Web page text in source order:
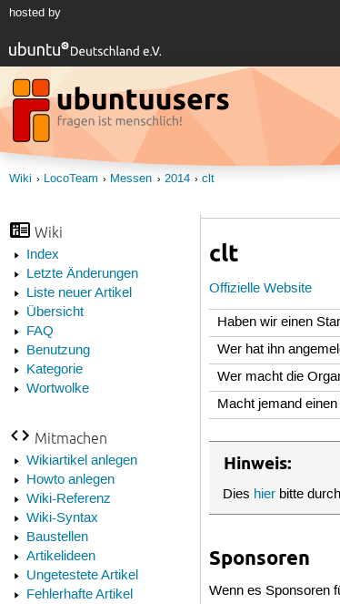
hosted by
Wiki LocoTeam Messen 2014 clt
Wiki
Index
Letzte Änderungen
Liste neuer Artikel
Übersicht
FAQ
Benutzung
Kategorie
Wortwolke
Mitmachen
Wikiartikel anlegen
Howto anlegen
Wiki-Referenz
Wiki-Syntax
Baustellen
Artikelideen
Ungetestete Artikel
Fehlerhafte Artikel
clt
Offizielle Website
Haben wir einen
Wer hat ihn
Wer macht die
Macht jemand
Hinweis:
Dies hier bitte
Sponsoren
Wenn es Sponsoren